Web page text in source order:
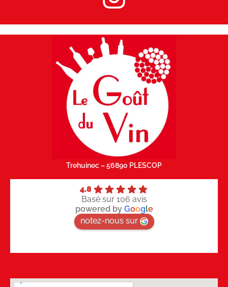
Trehuinec – 56890 PLESCOP
4.8
Basé sur 106 avis
powered by Google
notez-nous sur